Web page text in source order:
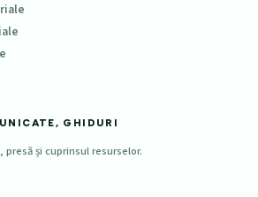
GHIDURI
și cuprinsul resurselor.